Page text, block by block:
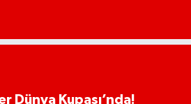
Dünya Kupası’nda!